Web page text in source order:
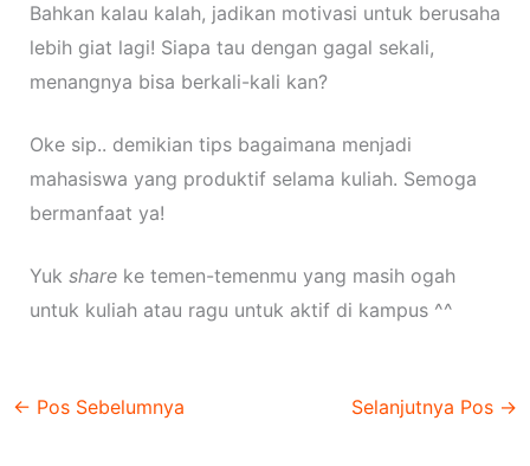
Bahkan kalau kalah, jadikan motivasi untuk berusaha
lebih giat lagi! Siapa tau dengan gagal sekali,
menangnya bisa berkali-kali kan?
Oke sip.. demikian tips bagaimana menjadi
mahasiswa yang produktif selama kuliah. Semoga
bermanfaat ya!
Yuk shareke temen-temenmu yang masih ogah
untuk kuliah atau ragu untuk aktif di kampus ^^
← Pos Sebelumnya Selanjutnya Pos →